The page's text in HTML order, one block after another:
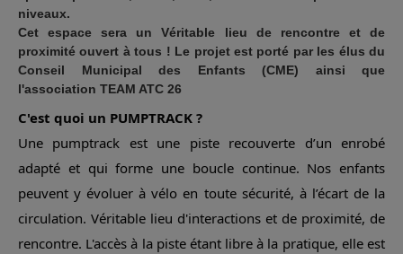
niveaux.
Cet espace sera un Véritable lieu de rencontre et de
proximité ouvert à tous ! Le projet est porté par les élus du
Conseil Municipal des Enfants (CME) ainsi que
l'association TEAM ATC 26
C'est quoi un PUMPTRACK ?
Une pumptrack est une piste recouverte d’un enrobé
adapté et qui forme une boucle continue. Nos enfants
peuvent y évoluer à vélo en toute sécurité, à l’écart de la
circulation. Véritable lieu d'interactions et de proximité, de
rencontre. L'accès à la piste étant libre à la pratique, elle est